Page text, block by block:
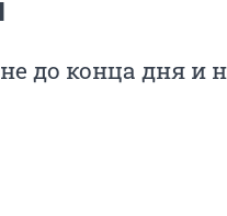
до конца дня и